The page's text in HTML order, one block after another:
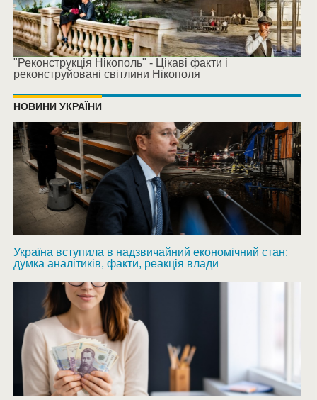
"Реконструкція Нікополь" - Цікаві факти і
реконструйовані світлини Нікополя
НОВИНИ УКРАЇНИ
Україна вступила в надзвичайний економічний стан:
думка аналітиків, факти, реакція влади